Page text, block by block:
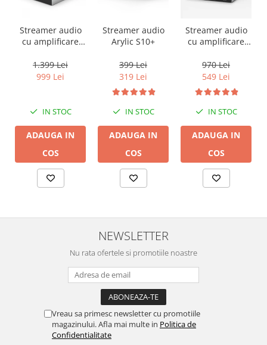
Streamer audio
cu amplificare
A50+, LAN /Wi-Fi
/Bluetooth,
1.399 Lei
999 Lei
IN STOC
ADAUGA IN
COS
Streamer audio
Arylic S10+
399 Lei
319 Lei
IN STOC
ADAUGA IN
COS
Streamer audio
cu amplificare
A30+, LAN /Wi-Fi
/Bluetooth,
24bit/192kHz,
Multiroom
970 Lei
549 Lei
IN STOC
ADAUGA IN
COS
NEWSLETTER
Nu rata ofertele si promotiile noastre
Vreau sa primesc newsletter cu promotiile
magazinului. Afla mai multe in Politica de
Confidentialitate